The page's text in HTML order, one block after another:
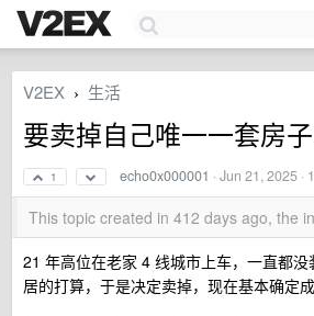
V2EX › 生活
要卖掉自己唯一一套房子
1 echo0x000001 ·Jun 21, 2025 ·
This topic created in 412 days ago, the
21 年高位在老家 4 线城市上车，一直都
居的打算，于是决定卖掉，现在基本确定